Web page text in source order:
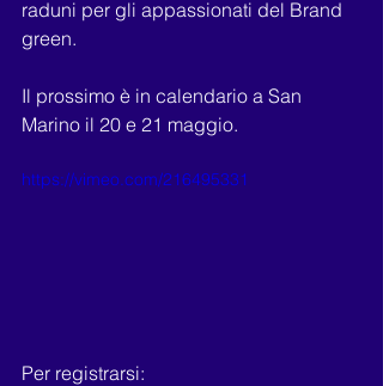
raduni per gli appassionati del Brand
green.
Il prossimo è in calendario a San
Marino il 20 e 21 maggio.
https://vimeo.com/216495331
Per registrarsi: